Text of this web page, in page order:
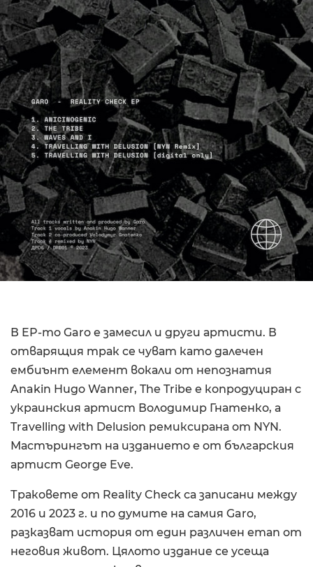
В EP-то Garo е замесил и други артисти. В
отварящия трак се чуват като далечен
ембиънт елемент вокали от непознатия
Anakin Hugo Wanner, The Tribe е копродуциран с
украинския артист Володимир Гнатенко, а
Travelling with Delusion ремиксирана от NYN.
Мастърингът на изданието е от българския
артист George Eve.
Траковете от Reality Check са записани между
2016 и 2023 г. и по думите на самия Garo,
разказват история от един различен етап от
неговия живот. Цялото издание се усеща